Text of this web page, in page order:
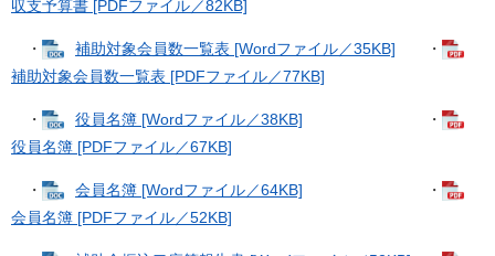
収支予算書 [PDFファイル／82KB]
・ 補助対象会員数一覧表 [Wordファイル／35KB] ・
補助対象会員数一覧表 [PDFファイル／77KB]
・ 役員名簿 [Wordファイル／38KB] ・
役員名簿 [PDFファイル／67KB]
・ 会員名簿 [Wordファイル／64KB] ・
会員名簿 [PDFファイル／52KB]